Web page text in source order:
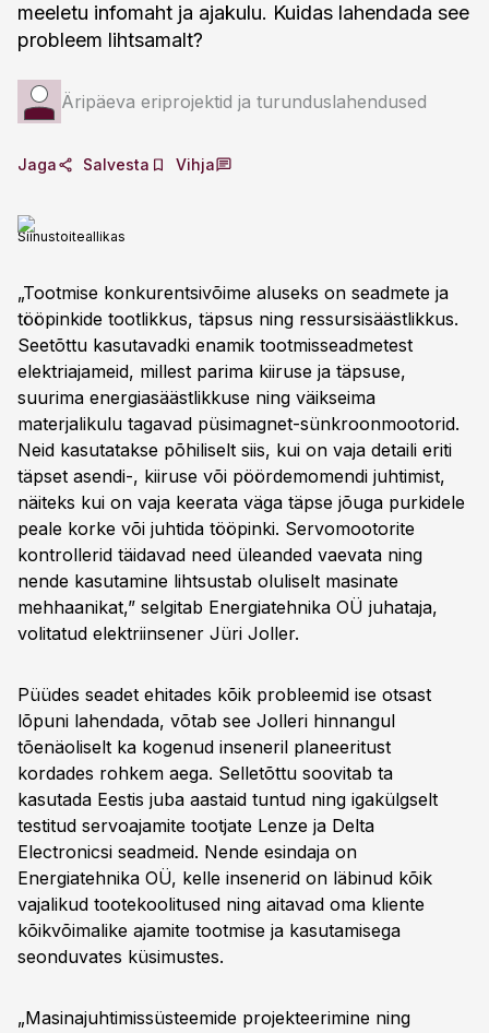
meeletu infomaht ja ajakulu. Kuidas lahendada see
probleem lihtsamalt?
Äripäeva eriprojektid ja turunduslahendused
Jaga Salvesta Vihja
Siinustoiteallikas
„Tootmise konkurentsivõime aluseks on seadmete ja
tööpinkide tootlikkus, täpsus ning ressursisäästlikkus.
Seetõttu kasutavadki enamik tootmisseadmetest
elektriajameid, millest parima kiiruse ja täpsuse,
suurima energiasäästlikkuse ning väikseima
materjalikulu tagavad püsimagnet-sünkroonmootorid.
Neid kasutatakse põhiliselt siis, kui on vaja detaili eriti
täpset asendi-, kiiruse või pöördemomendi juhtimist,
näiteks kui on vaja keerata väga täpse jõuga purkidele
peale korke või juhtida tööpinki. Servomootorite
kontrollerid täidavad need üleanded vaevata ning
nende kasutamine lihtsustab oluliselt masinate
mehhaanikat,” selgitab Energiatehnika OÜ juhataja,
volitatud elektriinsener Jüri Joller.
Püüdes seadet ehitades kõik probleemid ise otsast
lõpuni lahendada, võtab see Jolleri hinnangul
tõenäoliselt ka kogenud inseneril planeeritust
kordades rohkem aega. Selletõttu soovitab ta
kasutada Eestis juba aastaid tuntud ning igakülgselt
testitud servoajamite tootjate Lenze ja Delta
Electronicsi seadmeid. Nende esindaja on
Energiatehnika OÜ, kelle insenerid on läbinud kõik
vajalikud tootekoolitused ning aitavad oma kliente
kõikvõimalike ajamite tootmise ja kasutamisega
seonduvates küsimustes.
„Masinajuhtimissüsteemide projekteerimine ning